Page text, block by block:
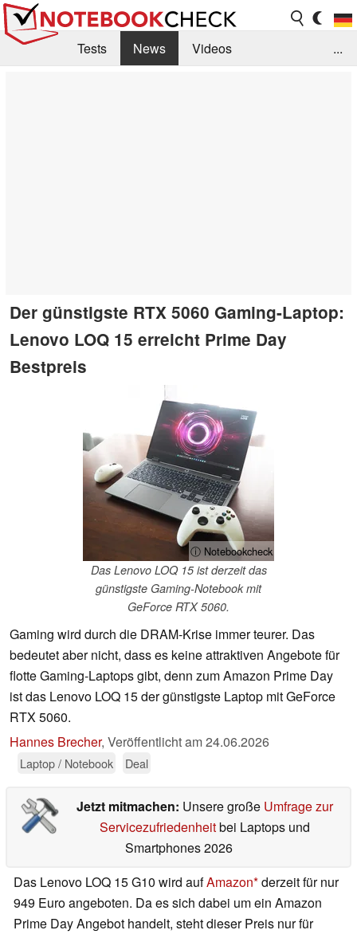
Tests News
Videos
...
Der günstigste RTX 5060 Gaming-Laptop:
Lenovo LOQ 15 erreicht Prime Day
Bestpreis
ⓘ Notebookcheck
Das Lenovo LOQ 15 ist derzeit das
günstigste Gaming-Notebook mit
GeForce RTX 5060.
Gaming wird durch die DRAM-Krise immer teurer. Das
bedeutet aber nicht, dass es keine attraktiven Angebote für
flotte Gaming-Laptops gibt, denn zum Amazon Prime Day
ist das Lenovo LOQ 15 der günstigste Laptop mit GeForce
RTX 5060.
Hannes Brecher, Veröffentlicht am24.06.2026
Laptop / Notebook Deal
Jetzt mitmachen: Unsere große Umfrage zur
Servicezufriedenheitbei Laptops und
Smartphones 2026
Das Lenovo LOQ 15 G10 wird aufAmazon derzeit für nur
949 Euro angeboten. Da es sich dabei um ein Amazon
Prime Day Angebot handelt, steht dieser Preis nur für